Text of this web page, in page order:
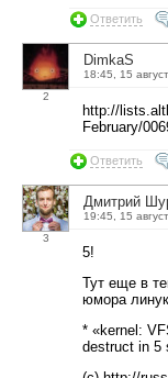
Ответить
2
DimkaS
18:45, 15
http://
February/
Ответить
3
Дмитрий
19:45, 15
5!
Тут еще в
юмора
* «kernel:
destruct in 5